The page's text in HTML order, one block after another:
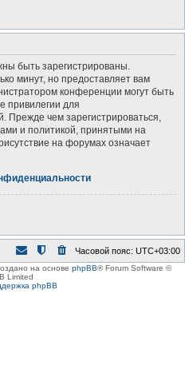
быть зарегистрированы.
минут, но предоставляет вам
конференции могут быть
привилегии для
Прежде чем зарегистрироваться,
и политикой, принятыми на
на форумах означает
Часовой пояс: UTC+03:00
на основе phpBB® Forum Software ©
Limited
phpBB